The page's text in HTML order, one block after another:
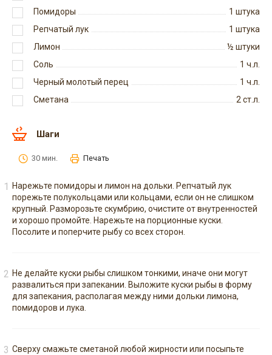
Помидоры
1 штука
Репчатый лук
1 штука
Лимон
½ штуки
Соль
1 ч.л.
Черный молотый перец
1 ч.л.
Сметана
2ст.л.
Шаги
30 мин. Печать
Нарежьте помидоры и лимон на дольки. Репчатый лук
порежьте полукольцами или кольцами, если он не слишком
крупный. Разморозьте скумбрию, очистите от внутренностей
и хорошо промойте. Нарежьте на порционные куски.
Посолите и поперчите рыбу со всех сторон.
Не делайте куски рыбы слишком тонкими, иначе они могут
развалиться при запекании. Выложите куски рыбы в форму
для запекания, располагая между ними дольки лимона,
помидоров и лука.
Сверху смажьте сметаной любой жирности или посыпьте